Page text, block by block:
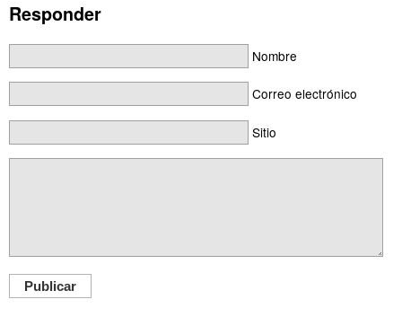
Responder
Nombre
Correo electrónico
Sitio
Publicar